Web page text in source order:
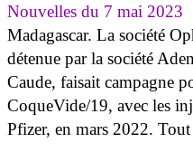
Nouvelles du 7 mai 2023
Madagascar. La société
détenue par la société
Caude, faisait campagne
CoqueVide/19, avec les
Pfizer, en mars 2022.